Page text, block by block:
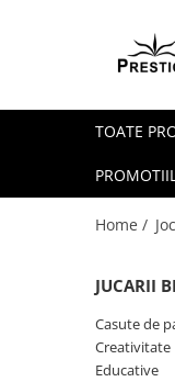
Toate Produsele
Pachete Speciale
Spiritualitate -
AngelConnection
Chiromantie
Dezvoltare Spirituala
TOATE
Home /
JUCARII
Casute de
Creativitate
Educative